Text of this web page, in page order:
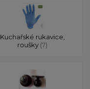
Kuchařské rukavice,
roušky (7)